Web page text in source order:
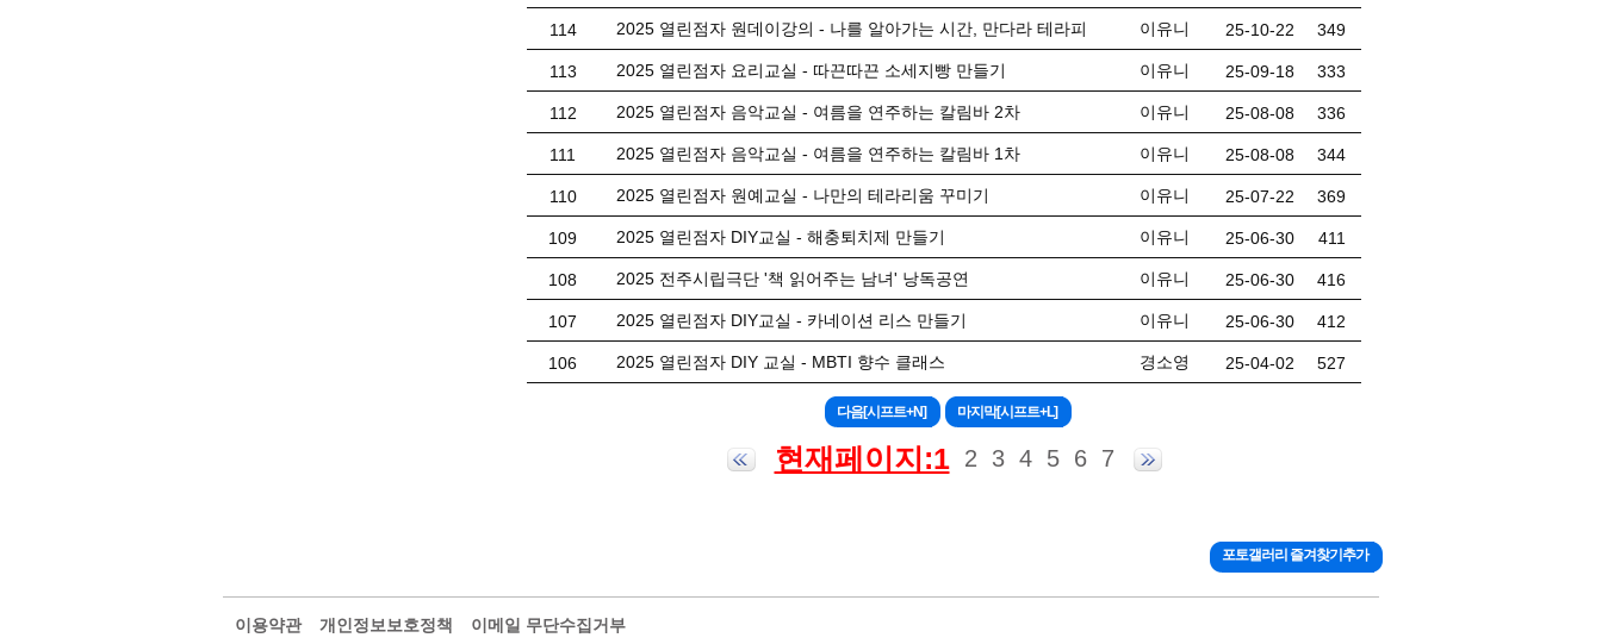
114 2025 열린점자 원데이강의 - 나를 알아가는 시간, 만다라 테라피 이유니 25-10-22 349
113 2025 열린점자 요리교실 - 따끈따끈 소세지빵 만들기 이유니 25-09-18 333
112 2025 열린점자 음악교실 - 여름을 연주하는 칼림바 2차 이유니 25-08-08 336
111 2025 열린점자 음악교실 - 여름을 연주하는 칼림바 1차 이유니 25-08-08 344
110 2025 열린점자 원예교실 - 나만의 테라리움 꾸미기 이유니 25-07-22 369
109 2025 열린점자 DIY교실 - 해충퇴치제 만들기 이유니 25-06-30 411
108 2025 전주시립극단 '책 읽어주는 남녀' 낭독공연 이유니 25-06-30 416
107 2025 열린점자 DIY교실 - 카네이션 리스 만들기 이유니 25-06-30 412
106 2025 열린점자 DIY 교실 - MBTI 향수 클래스 경소영 25-04-02 527
현재페이지:1 2 3 4 5 6 7
포토갤러리 즐겨찾기추가
이용약관 개인정보보호정책 이메일 무단수집거부